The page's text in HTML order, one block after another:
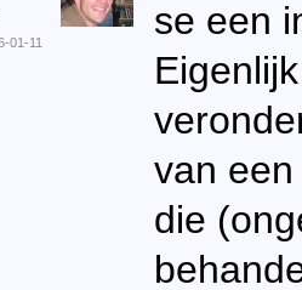
01-11
se een
van
die